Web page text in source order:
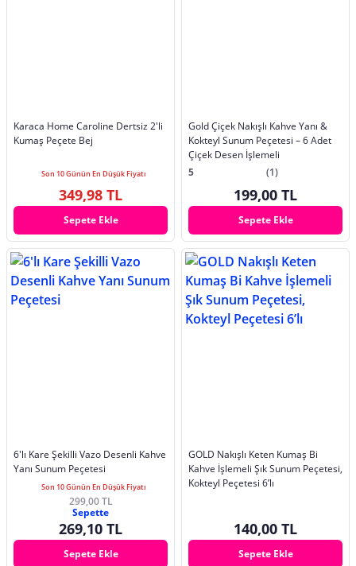
Karaca Home Caroline Dertsiz 2'li
Kumaş Peçete Bej
Son 10 Günün En Düşük Fiyatı
349,98 TL
Sepete Ekle
Gold Çiçek Nakışlı Kahve Yanı &
Kokteyl Sunum Peçetesi – 6 Adet
Çiçek Desen İşlemeli
5
(1)
199,00 TL
Sepete Ekle
6'lı Kare Şekilli Vazo Desenli Kahve
Yanı Sunum Peçetesi
Son 10 Günün En Düşük Fiyatı
299,00 TL
Sepette
269,10 TL
Sepete Ekle
GOLD Nakışlı Keten Kumaş Bi
Kahve İşlemeli Şık Sunum Peçetesi,
Kokteyl Peçetesi 6’lı
140,00 TL
Sepete Ekle